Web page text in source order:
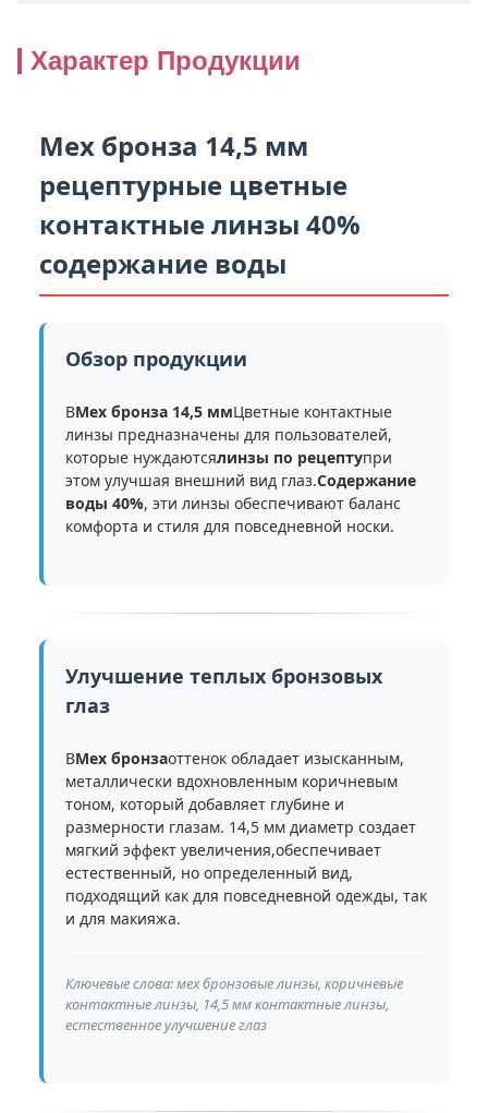
Характер Продукции
Мех бронза 14,5 мм
рецептурные цветные
контактные линзы 40%
содержание воды
Обзор продукции
ВМех бронза 14,5 ммЦветные контактные
линзы предназначены для пользователей,
которые нуждаютсялинзы по рецептупри
этом улучшая внешний вид глаз.Содержание
воды 40%, эти линзы обеспечивают баланс
комфорта и стиля для повседневной носки.
Улучшение теплых бронзовых
глаз
ВМех бронзаоттенок обладает изысканным,
металлически вдохновленным коричневым
тоном, который добавляет глубине и
размерности глазам. 14,5 мм диаметр создает
мягкий эффект увеличения,обеспечивает
естественный, но определенный вид,
подходящий как для повседневной одежды, так
и для макияжа.
Ключевые слова: мех бронзовые линзы, коричневые
контактные линзы, 14,5 мм контактные линзы,
естественное улучшение глаз